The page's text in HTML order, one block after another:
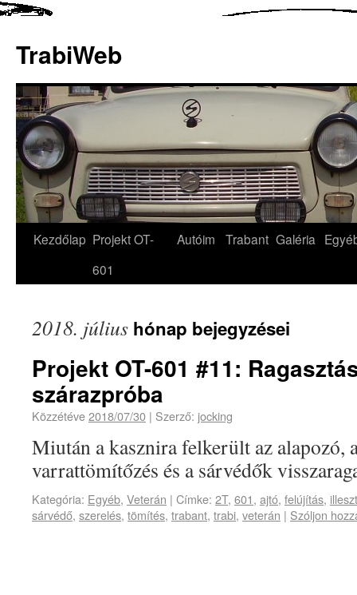
TrabiWeb
Kezdőlap Projekt OT-
601
Autóim Trabant Galéria
2018. július hónap bejegyzései
Projekt OT-601 #11:
szárazpróba
Közzétéve2018/07/30 | Szerző: jocking
Miután a kasznira felkerült az alapozó,
varrattömítőzés és a sárvédők
Kategória: Egyéb, Veterán | Címke: 2T, 601, ajtó, felújítás,
sárvédő, szerelés, tömítés, trabant, trabi, veterán | Szóljon